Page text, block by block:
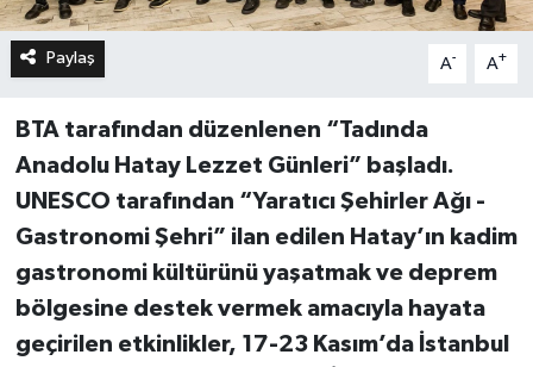
Paylaş A- A+
BTA tarafından düzenlenen “Tadında
Anadolu Hatay Lezzet Günleri” başladı.
UNESCO tarafından “Yaratıcı Şehirler Ağı -
Gastronomi Şehri” ilan edilen Hatay’ın kadim
gastronomi kültürünü yaşatmak ve deprem
bölgesine destek vermek amacıyla hayata
geçirilen etkinlikler, 17-23 Kasım’da İstanbul